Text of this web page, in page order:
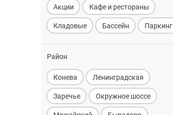
Акции
Кладовые
Кафе и рестораны
Бассейн Паркинг
Район
Конева Ленинградская
Заречье Окружное шоссе